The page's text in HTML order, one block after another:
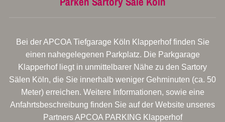
Bei der APCOA Tiefgarage Köln Klapperhof finden Sie
einen nahegelegenen Parkplatz. Die Parkgarage
Klapperhof liegt in unmittelbarer Nähe zu den Sartory
Sälen Köln, die Sie innerhalb weniger Gehminuten (ca. 50
Meter) erreichen. Weitere Informationen, sowie eine
Anfahrtsbeschreibung finden Sie auf der Website unseres
PartnersAPCOA PARKING Klapperhof